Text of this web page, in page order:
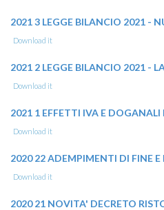
2021 3 LEGGE BILANCIO 2021 -
Download it
2021 2 LEGGE BILANCIO 2021 -
Download it
2021 1 EFFETTI IVA E DOGANALI
Download it
2020 22 ADEMPIMENTI DI FINE
Download it
2020 21 NOVITA' DECRETO